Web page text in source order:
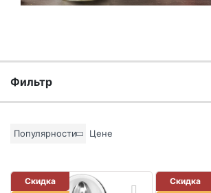
Фильтр
Популярности Цене
Скидка
Скидка